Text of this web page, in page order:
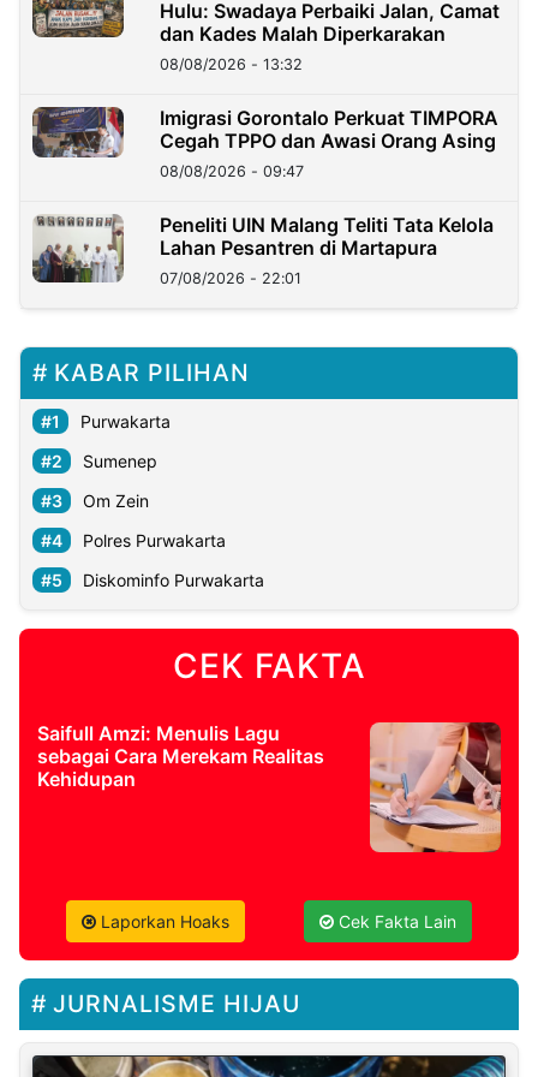
Hulu: Swadaya Perbaiki Jalan, Camat
dan Kades Malah Diperkarakan
08/08/2026 - 13:32
Imigrasi Gorontalo Perkuat TIMPORA
Cegah TPPO dan Awasi Orang Asing
08/08/2026 - 09:47
Peneliti UIN Malang Teliti Tata Kelola
Lahan Pesantren di Martapura
07/08/2026 - 22:01
KABAR PILIHAN
Purwakarta
Sumenep
Om Zein
Polres Purwakarta
Diskominfo Purwakarta
CEK FAKTA
Saifull Amzi: Menulis Lagu
sebagai Cara Merekam Realitas
Kehidupan
Laporkan Hoaks Cek Fakta Lain
JURNALISME HIJAU